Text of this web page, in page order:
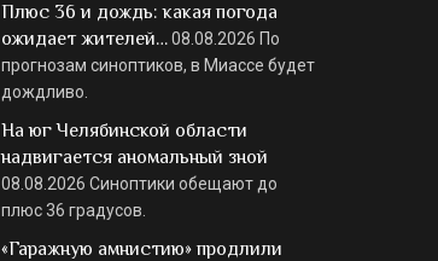
Плюс 36 и дождь: какая погода
ожидает жителей…08.08.2026 По
прогнозам синоптиков, в Миассе будет
дождливо.
На юг Челябинской области
надвигается аномальный зной
08.08.2026 Синоптики обещают до
плюс 36 градусов.
«Гаражную амнистию» продлили